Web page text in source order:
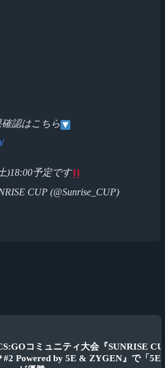
認はこちら
)18:00予定です
CUP (@Sunrise_CUP)
コミュニティ大会『SUNRISE CU
#2 Powered by 5E & ZYGEN』で「